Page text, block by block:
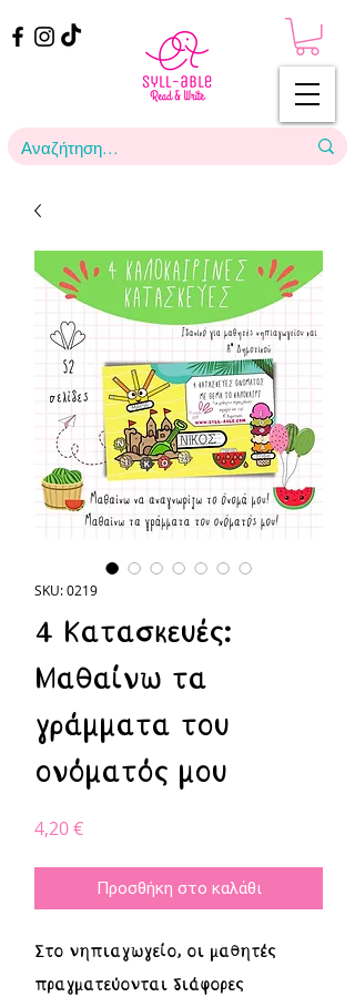
SKU: 0219
4 Κατασκευές:
Μαθαίνω τα
γράμματα του
ονόματός μου
4,20 €Τιμή
Προσθήκη στο καλάθι
Στο νηπιαγωγείο, οι μαθητές
πραγματεύονται διάφορες